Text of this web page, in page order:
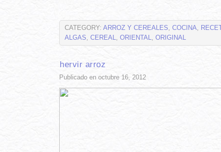
CATEGORY: ARROZ Y CEREALES, COCINA,
ALGAS, CEREAL, ORIENTAL, ORIGINAL
hervir arroz
Publicado en octubre 16, 2012